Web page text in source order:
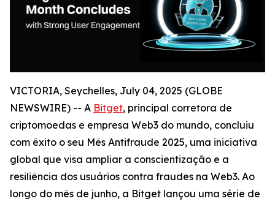
VICTORIA, Seychelles, July 04, 2025 (GLOBE
NEWSWIRE) -- A Bitget, principal corretora de
criptomoedas e empresa Web3 do mundo, concluiu
com êxito o seu Mês Antifraude 2025, uma iniciativa
global que visa ampliar a conscientização e a
resiliência dos usuários contra fraudes na Web3. Ao
longo do mês de junho, a Bitget lançou uma série de